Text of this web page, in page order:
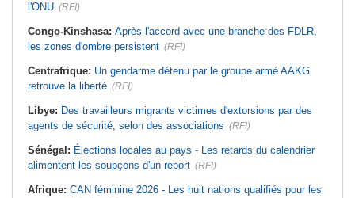
l'ONU (RFI)
Congo-Kinshasa: Après l'accord avec une branche des FDLR,
les zones d'ombre persistent (RFI)
Centrafrique: Un gendarme détenu par le groupe armé AAKG
retrouve la liberté (RFI)
Libye: Des travailleurs migrants victimes d'extorsions par des
agents de sécurité, selon des associations (RFI)
Sénégal: Élections locales au pays - Les retards du calendrier
alimentent les soupçons d'un report (RFI)
Afrique: CAN féminine 2026 - Les huit nations qualifiés pour les